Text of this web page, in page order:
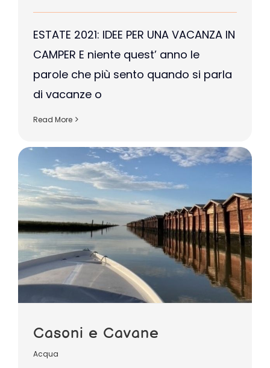
ESTATE 2021: IDEE PER UNA VACANZA IN
CAMPER E niente quest’ anno le
parole che più sento quando si parla
di vacanze o
Read More
Casoni e Cavane
Acqua